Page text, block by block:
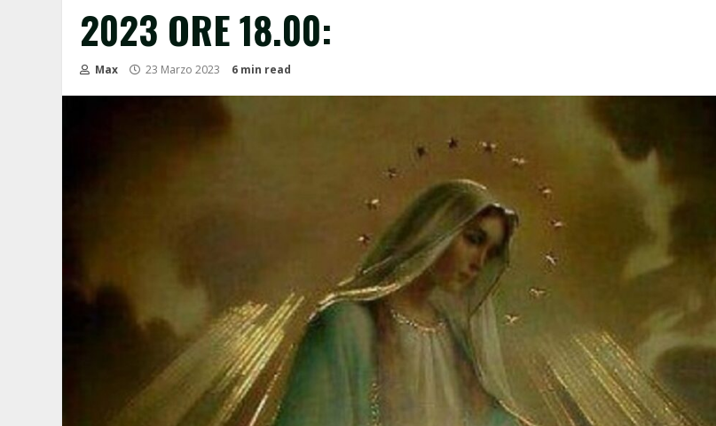
2023 ORE 18.00:
Max 23 Marzo 2023 6 min read